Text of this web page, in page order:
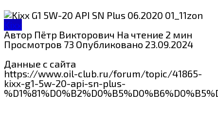
Kixx
Автор Пётр Викторович На чтение 2 мин
Просмотров 73 Опубликовано 23.09.2024
Данные с сайта
https://www.oil-club.ru/forum/topic/41865-
kixx-g1-5w-20-api-sn-plus-